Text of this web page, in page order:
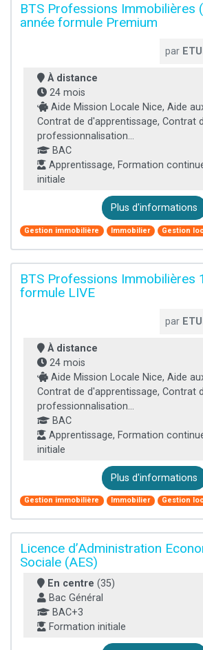
BTS Professions Immobilières
année formule Premium
par
À distance
24 mois
Aide Mission Locale Nice, Aide
Contrat de d'apprentissage, Contrat
professionnalisation...
BAC
Apprentissage, Formation
initiale
Plus d'informations
Gestion immobilière Immobilier Gestion
BTS Professions Immobilières
formule LIVE
par
À distance
24 mois
Aide Mission Locale Nice, Aide
Contrat de d'apprentissage, Contrat
professionnalisation...
BAC
Apprentissage, Formation
initiale
Plus d'informations
Gestion immobilière Immobilier Gestion
Licence d’Administration
Sociale (AES)
En centre (35)
Bac Général
BAC+3
Formation initiale